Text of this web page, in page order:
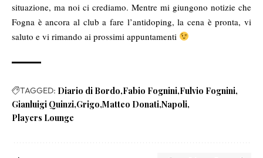
situazione, ma noi ci crediamo. Mentre mi giungono notizie che
Fogna è ancora al club a fare l’antidoping, la cena è pronta, vi
saluto e vi rimando ai prossimi appuntamenti
TAGGED: Diario di Bordo Fabio Fognini Fulvio Fognini
Gianluigi Quinzi Grigo Matteo Donati Napoli
Players Lounge